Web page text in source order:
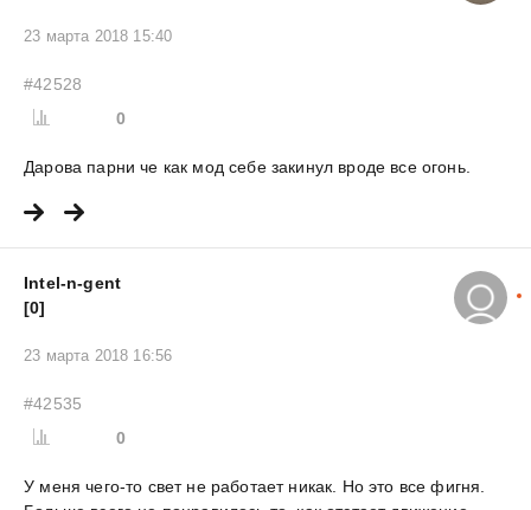
23 марта 2018 15:40
#42528
0
Дарова парни че как мод себе закинул вроде все огонь.
Intel-n-gent
[0]
23 марта 2018 16:56
#42535
0
У меня чего-то свет не работает никак. Но это все фигня.